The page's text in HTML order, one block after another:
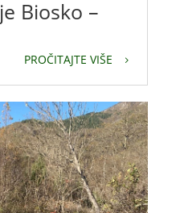
Biosko –
PROČITAJTE VIŠE